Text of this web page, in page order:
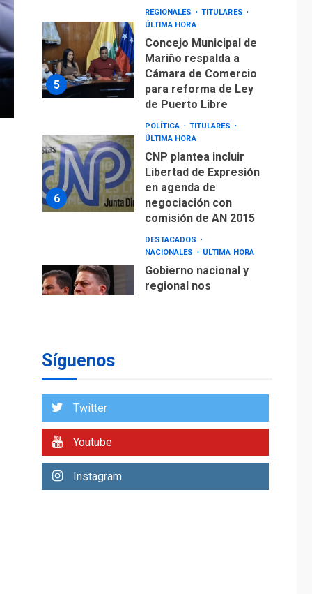
5
REGIONALES
TITULARES
ÚLTIMA HORA
Concejo Municipal de
Mariño respalda a
Cámara de Comercio
para reforma de Ley
de Puerto Libre
6
POLÍTICA
TITULARES
ÚLTIMA HORA
CNP plantea incluir
Libertad de Expresión
en agenda de
negociación con
comisión de AN 2015
DESTACADOS
NACIONALES
ÚLTIMA HORA
Gobierno nacional y
regional nos
1
ÚLTIMA HORA
operaciones de carga
Aeropuerto de
Síguenos
Twitter
Youtube
Instagram